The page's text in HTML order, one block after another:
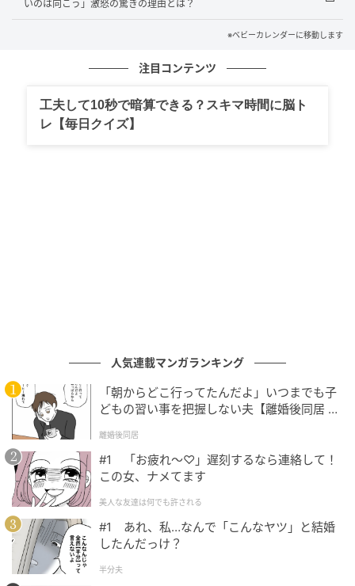
※ベビーカレンダーが独自に実施したアンケートで集
めた読者様の体験談をもとに記事化しています（回答
時期：2026年7月）
ベビーカレンダー編集部
の記事をもっとみる
いのは向こう」激怒の驚きの理由とは？
※ベビーカレンダーに移動します
注目コンテンツ
工夫して10秒で暗算できる？スキマ時間に脳ト
レ【毎日クイズ】
人気連載マンガランキング
「朝からどこ行ってたんだよ」いつまでも子
どもの習い事を把握しない夫【離婚後同居 Vo
離婚後同居
#1 「お疲れ〜♡」遅刻するなら連絡して！
この女、ナメてます
美人な友達は何でも許される
#1 あれ、私…なんで「こんなヤツ」と結婚
したんだっけ？
半分夫